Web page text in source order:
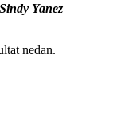
Yanez
nedan.